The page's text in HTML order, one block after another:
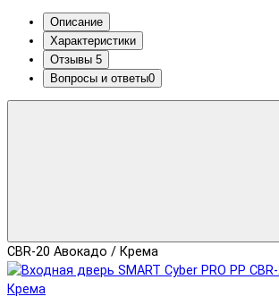
Описание
Характеристики
Отзывы 5
Вопросы и ответы0
CBR-20 Авокадо / Крема